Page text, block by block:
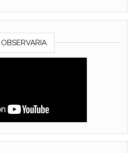
OBSERVARIA